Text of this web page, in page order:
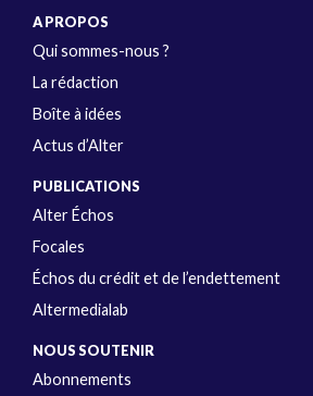
A PROPOS
Qui sommes-nous ?
La rédaction
Boîte à idées
Actus d’Alter
PUBLICATIONS
Alter Échos
Focales
Échos du crédit et de l’endettement
Altermedialab
NOUS SOUTENIR
Abonnements